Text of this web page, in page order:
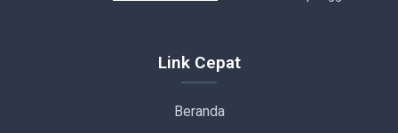
Link Cepat
Beranda